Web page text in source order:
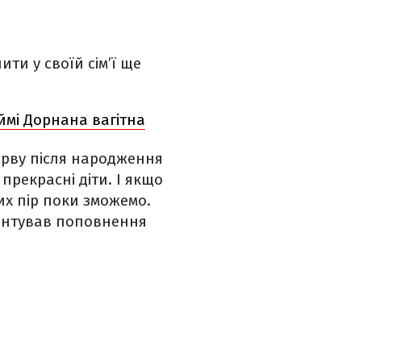
у своїй сім’ї ще
Дорнана вагітна
після народження
діти. І якщо
пір поки зможемо.
поповнення